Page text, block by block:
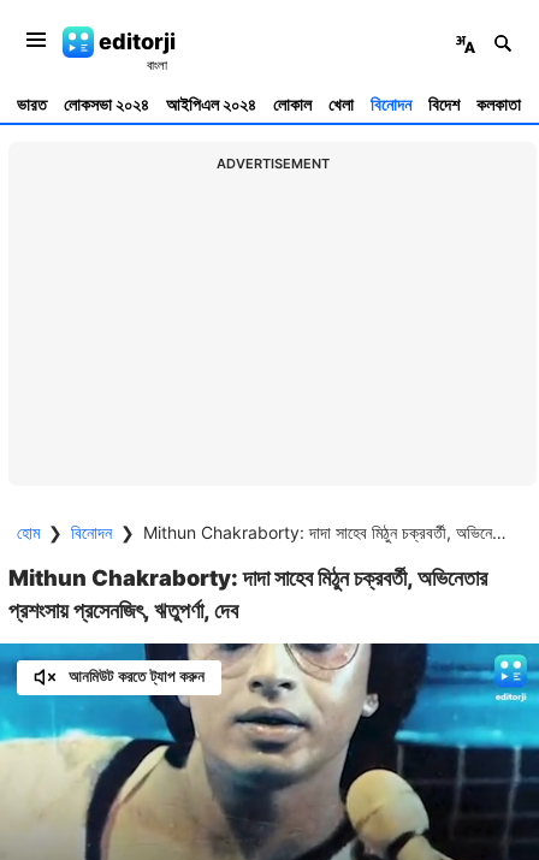
editorji
ভারত লোকসভা ২০২৪ আইপিএল ২০২৪ লোকাল খেলা বিনোদন বিদেশ কলকাতা
ADVERTISEMENT
হোম ❯ বিনোদন ❯ Mithun Chakraborty: দাদা সাহেব মিঠুন চক্রবর্তী, অভিনেতার প্রশংসায় প্রসেনজিৎ, ঋতুপর্ণা, দেব
Mithun Chakraborty: দাদা সাহেব মিঠুন চক্রবর্তী, অভিনেতার
প্রশংসায় প্রসেনজিৎ, ঋতুপর্ণা, দেব
আনমিউট করতে ট্যাপ করুন